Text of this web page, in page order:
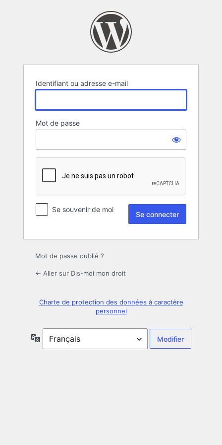
Identifiant ou adresse e-mail
Mot de passe
Se souvenir de moi
Mot de passe oublié ?
← Aller sur Dis-moi mon droit
Charte de protection des données à caractère
personnel
Langue